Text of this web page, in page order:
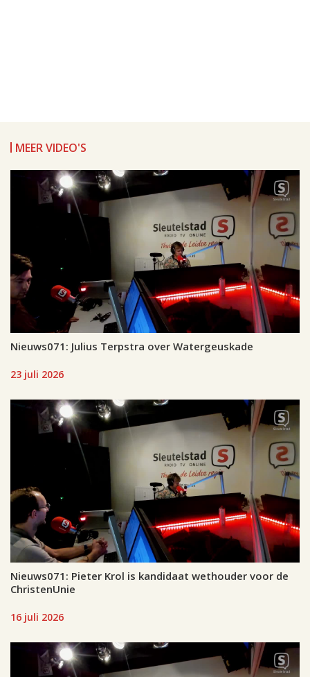
MEER VIDEO'S
Nieuws071: Julius Terpstra over Watergeuskade
23 juli 2026
Nieuws071: Pieter Krol is kandidaat wethouder voor de
ChristenUnie
16 juli 2026